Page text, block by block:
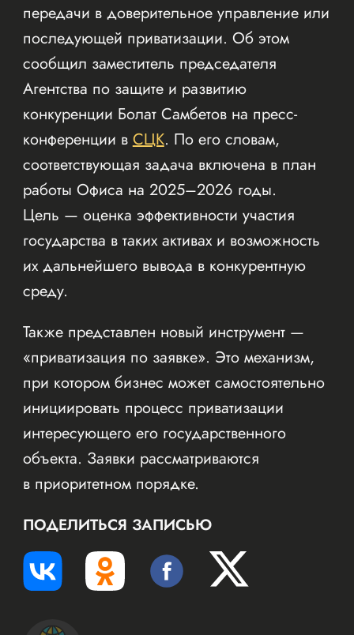
передачи в доверительное управление или
последующей приватизации. Об этом
сообщил заместитель председателя
Агентства по защите и развитию
конкуренции Болат Самбетов на пресс-
конференции вСЦК. По его словам,
соответствующая задача включена в план
работы Офиса на 2025–2026 годы.
Цель — оценка эффективности участия
государства в таких активах и возможность
их дальнейшего вывода в конкурентную
среду.
Также представлен новый инструмент —
«приватизация по заявке». Это механизм,
при котором бизнес может самостоятельно
инициировать процесс приватизации
интересующего его государственного
объекта. Заявки рассматриваются
в приоритетном порядке.
ПОДЕЛИТЬСЯ ЗАПИСЬЮ